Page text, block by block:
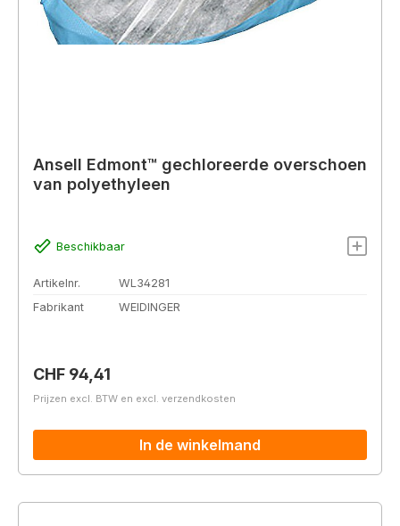
Ansell Edmont™ gechloreerde overschoen
van polyethyleen
Beschikbaar
Artikelnr.
WL34281
Fabrikant
WEIDINGER
Normale prijs:
CHF 94,41
Prijzen excl. BTW en excl. verzendkosten
In de winkelmand